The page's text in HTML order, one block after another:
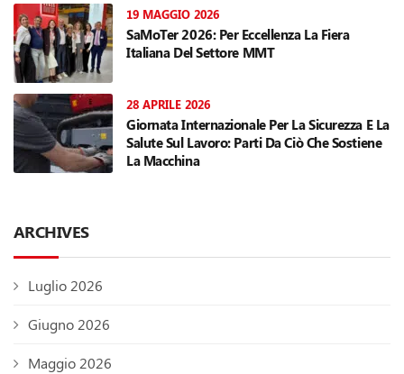
19 MAGGIO 2026
SaMoTer 2026: Per Eccellenza La Fiera
Italiana Del Settore MMT
28 APRILE 2026
Giornata Internazionale Per La Sicurezza E La
Salute Sul Lavoro: Parti Da Ciò Che Sostiene
La Macchina
ARCHIVES
Luglio 2026
Giugno 2026
Maggio 2026